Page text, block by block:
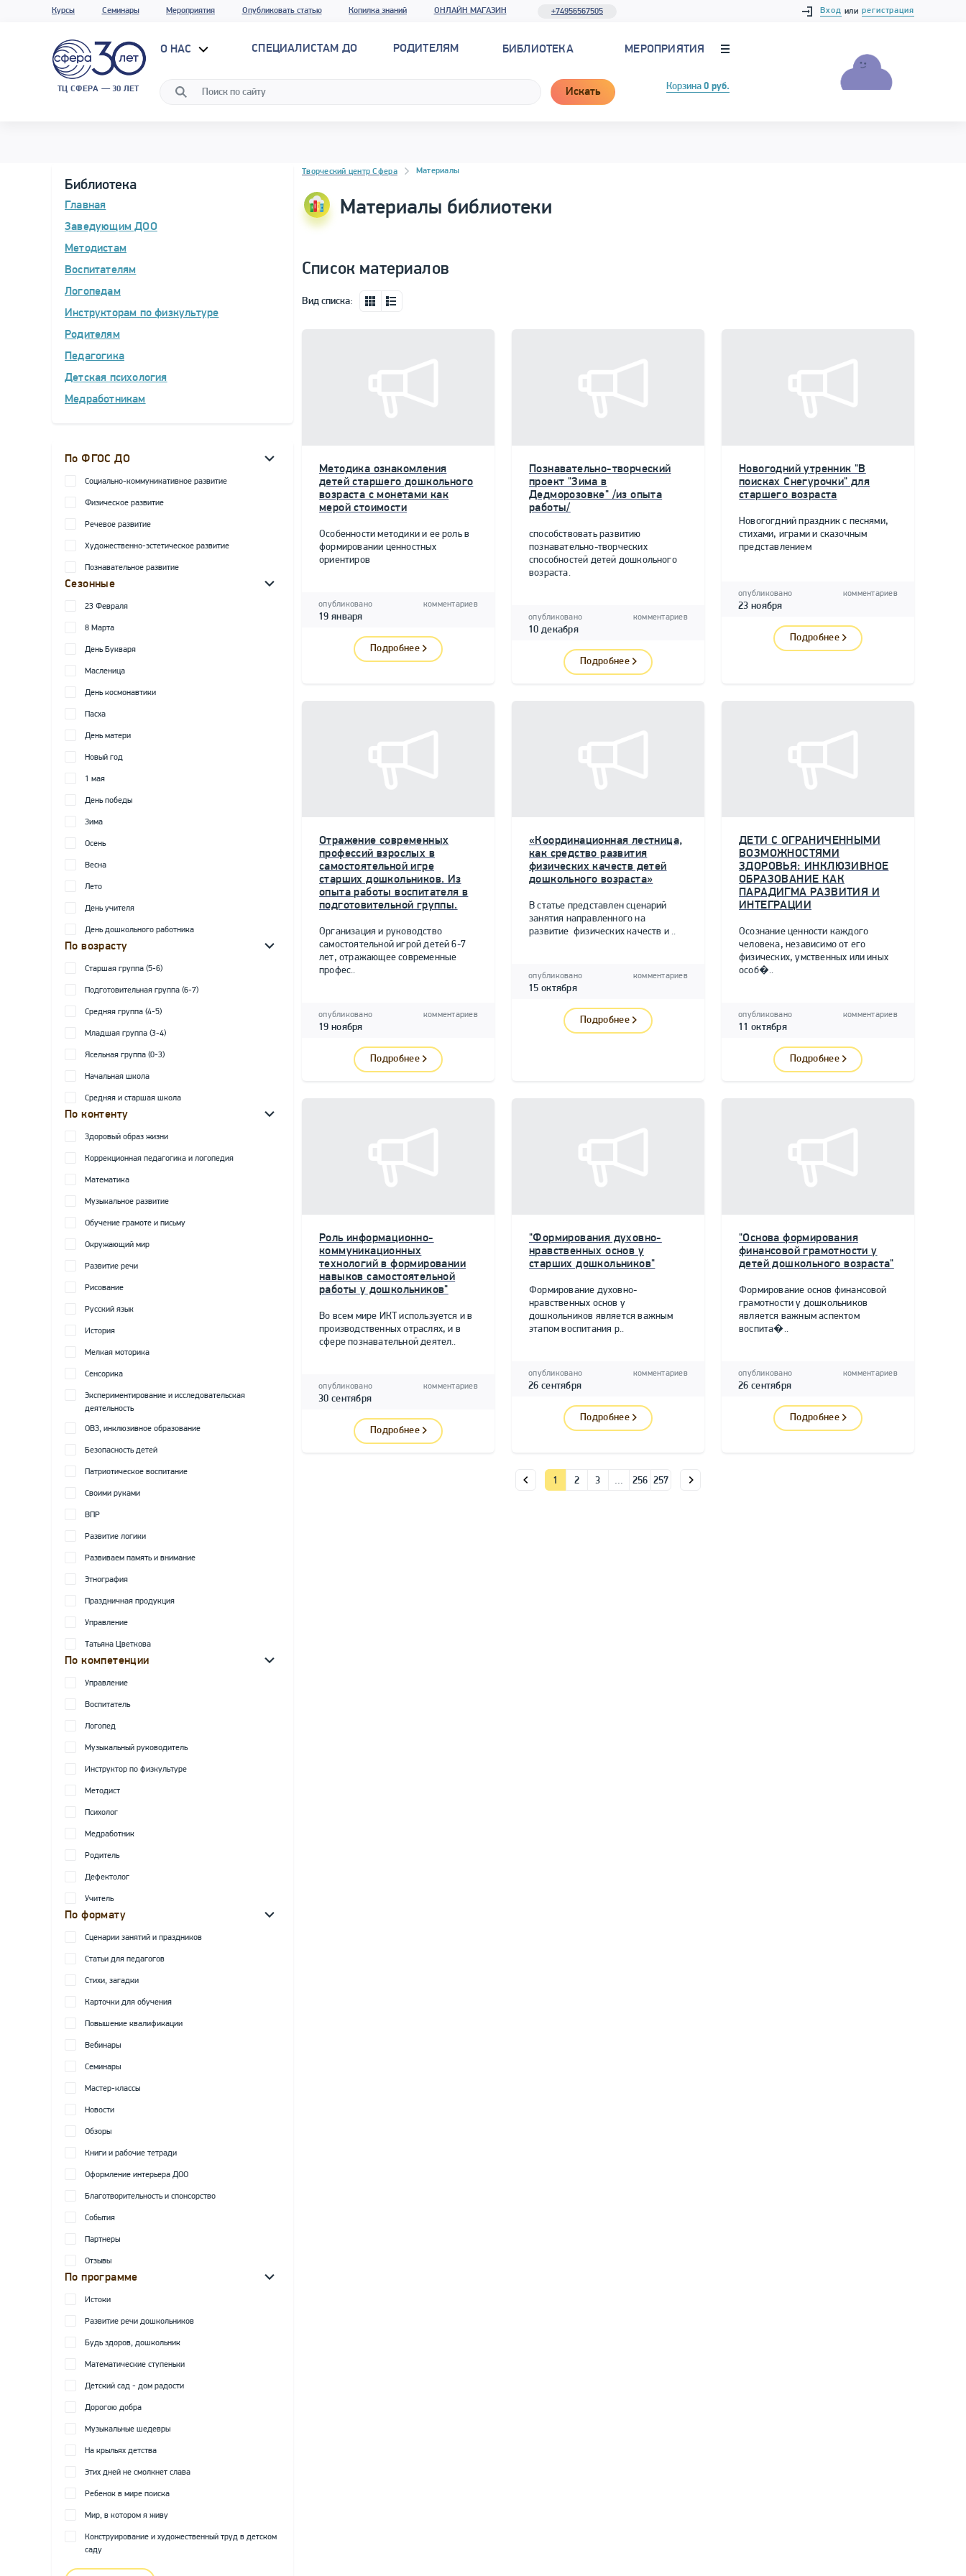
Курсы Семинары Мероприятия Опубликовать статью Копилка знаний ОНЛАЙН МАГАЗИН +74956567505 Вход или регистрация
ТЦ СФЕРА — 30 ЛЕТ
О НАС СПЕЦИАЛИСТАМ ДО РОДИТЕЛЯМ БИБЛИОТЕКА МЕРОПРИЯТИЯ
Искать Корзина 0 руб.
Библиотека
Главная
Заведующим ДОО
Методистам
Воспитателям
Логопедам
Инструкторам по физкультуре
Родителям
Педагогика
Детская психология
Медработникам
По ФГОС ДО
Социально-коммуникативное развитие
Физическое развитие
Речевое развитие
Художественно-эстетическое развитие
Познавательное развитие
Сезонные
23 Февраля
8 Марта
День Букваря
Масленица
День космонавтики
Пасха
День матери
Новый год
1 мая
День победы
Зима
Осень
Весна
Лето
День учителя
День дошкольного работника
По возрасту
Старшая группа (5-6)
Подготовительная группа (6-7)
Средняя группа (4-5)
Младшая группа (3-4)
Ясельная группа (0-3)
Начальная школа
Средняя и старшая школа
По контенту
Здоровый образ жизни
Коррекционная педагогика и логопедия
Математика
Музыкальное развитие
Обучение грамоте и письму
Окружающий мир
Развитие речи
Рисование
Русский язык
История
Мелкая моторика
Сенсорика
Экспериментирование и исследовательская
деятельность
ОВЗ, инклюзивное образование
Безопасность детей
Патриотическое воспитание
Своими руками
ВПР
Развитие логики
Развиваем память и внимание
Этнография
Праздничная продукция
Управление
Татьяна Цветкова
По компетенции
Управление
Воспитатель
Логопед
Музыкальный руководитель
Инструктор по физкультуре
Методист
Психолог
Медработник
Родитель
Дефектолог
Учитель
По формату
Сценарии занятий и праздников
Статьи для педагогов
Стихи, загадки
Карточки для обучения
Повышение квалификации
Вебинары
Семинары
Мастер-классы
Новости
Обзоры
Книги и рабочие тетради
Оформление интерьера ДОО
Благотворительность и спонсорство
События
Партнеры
Отзывы
По программе
Истоки
Развитие речи дошкольников
Будь здоров, дошкольник
Математические ступеньки
Детский сад - дом радости
Дорогою добра
Музыкальные шедевры
На крыльях детства
Этих дней не смолкнет слава
Ребенок в мире поиска
Мир, в котором я живу
Конструирование и художественный труд в детском
саду
Блок новостей
Творческий центр Сфера Материалы
Материалы библиотеки
Список материалов
Вид списка:
Методика ознакомления
детей старшего дошкольного
возраста с монетами как
мерой стоимости
Особенности методики и ее роль в
формировании ценностных
ориентиров
опубликовано
19 января
комментариев
Подробнее
Познавательно-творческий
проект "Зима в
Дедморозовке" /из опыта
работы/
способствовать развитию
познавательно-творческих
способностей детей дошкольного
возраста.
опубликовано
10 декабря
комментариев
Подробнее
Новогодний утренник "В
поисках Снегурочки" для
старшего возраста
Новогогдний праздник с песнями,
стихами, играми и сказочным
представлением
опубликовано
23 ноября
комментариев
Подробнее
Отражение современных
профессий взрослых в
самостоятельной игре
старших дошкольников. Из
опыта работы воспитателя в
подготовительной группы.
Организация и руководство
самостоятельной игрой детей 6-7
лет, отражающее современные
профес..
опубликовано
19 ноября
комментариев
Подробнее
«Координационная лестница,
как средство развития
физических качеств детей
дошкольного возраста»
В статье представлен сценарий
занятия направленного на
развитие физических качеств и ..
опубликовано
15 октября
комментариев
Подробнее
ДЕТИ С ОГРАНИЧЕННЫМИ
ВОЗМОЖНОСТЯМИ
ЗДОРОВЬЯ: ИНКЛЮЗИВНОЕ
ОБРАЗОВАНИЕ КАК
ПАРАДИГМА РАЗВИТИЯ И
ИНТЕГРАЦИИ
Осознание ценности каждого
человека, независимо от его
физических, умственных или иных
особ�..
опубликовано
11 октября
комментариев
Подробнее
Роль информационно-
коммуникационных
технологий в формировании
навыков самостоятельной
работы у дошкольников"
Во всем мире ИКТ используется и в
производственных отраслях, и в
сфере познавательной деятел..
опубликовано
30 сентября
комментариев
Подробнее
"Формирования духовно-
нравственных основ у
старших дошкольников"
Формирование духовно-
нравственных основ у
дошкольников является важным
этапом воспитания р..
опубликовано
26 сентября
комментариев
Подробнее
"Основа формирования
финансовой грамотности у
детей дошкольного возраста"
Формирование основ финансовой
грамотности у дошкольников
является важным аспектом
воспита�..
опубликовано
26 сентября
комментариев
Подробнее
1 2 3 … 256 257